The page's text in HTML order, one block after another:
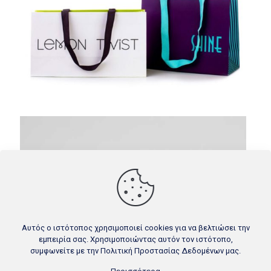
Αυτός ο ιστότοπος χρησιμοποιεί cookies για να βελτιώσει την
εμπειρία σας. Χρησιμοποιώντας αυτόν τον ιστότοπο,
συμφωνείτε με την Πολιτική Προστασίας Δεδομένων μας.